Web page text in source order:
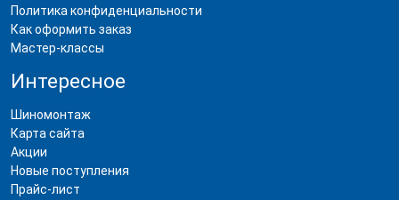
Политика конфиденциальности
Как оформить заказ
Мастер-классы
Интересное
Шиномонтаж
Карта сайта
Акции
Новые поступления
Прайс-лист